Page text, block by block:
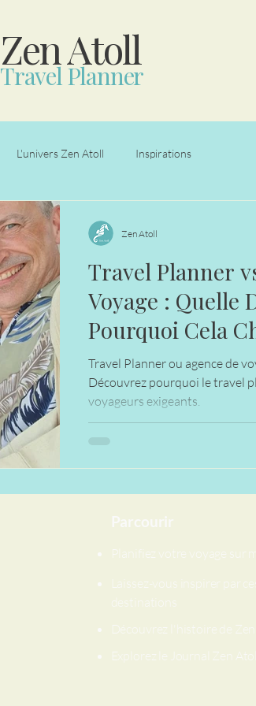
Zen Atoll
Travel Planner
L'univers Zen Atoll Inspirations
Travel Planner
Voyage : Quelle
Pourquoi Cela
Travel Planner ou agence de
Découvrez pourquoi le travel
voyageurs exigeants.
Zen Atoll
Parcourir
Planifiez votre voyage sur
Laissez-vous inspirer par
destinations
Découvrez l'histoire de Zen
Explorez le Journal Zen Atoll